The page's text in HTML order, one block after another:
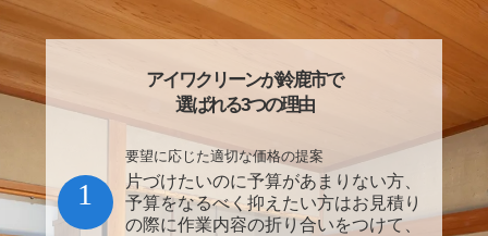
アイワクリーンが鈴鹿市で
選ばれる3つの理由
要望に応じた適切な価格の提案
片づけたいのに予算があまりない方、
予算をなるべく抑えたい方はお見積り
の際に作業内容の折り合いをつけて、
1